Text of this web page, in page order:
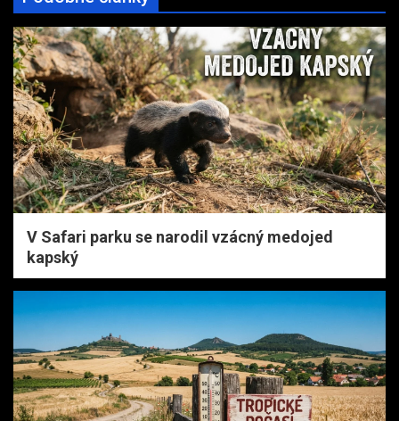
V Safari parku se narodil vzácný medojed
kapský